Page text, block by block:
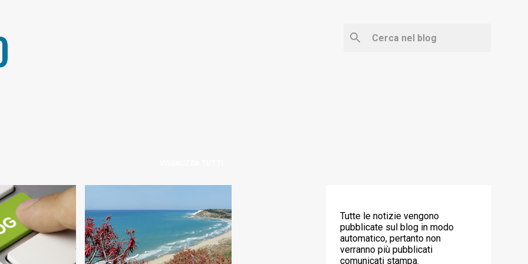
Tutte le notizie vengono
pubblicate sul blog in modo
automatico, pertanto non
verranno più pubblicati
comunicati stampa.